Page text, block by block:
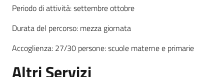
Periodo di attività: settembre ottobre
Durata del percorso: mezza giornata
Accoglienza: 27/30 persone: scuole materne e primarie
Altri Servizi